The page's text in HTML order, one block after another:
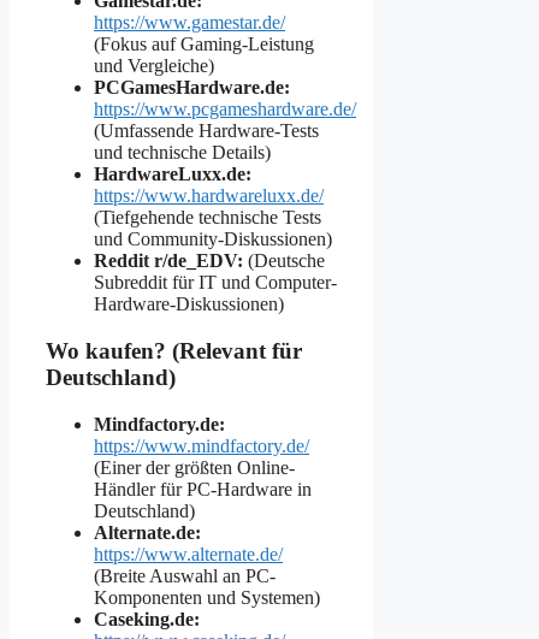
https://www.gamestar.de/
(Fokus auf Gaming-Leistung
und Vergleiche)
PCGamesHardware.de:
https://www.pcgameshardware.de/
(Umfassende Hardware-Tests
und technische Details)
HardwareLuxx.de:
https://www.hardwareluxx.de/
(Tiefgehende technische Tests
und Community-Diskussionen)
Reddit r/de_EDV: (Deutsche
Subreddit für IT und Computer-
Hardware-Diskussionen)
Wo kaufen? (Relevant für
Deutschland)
Mindfactory.de:
https://www.mindfactory.de/
(Einer der größten Online-
Händler für PC-Hardware in
Deutschland)
Alternate.de:
https://www.alternate.de/
(Breite Auswahl an PC-
Komponenten und Systemen)
Caseking.de: